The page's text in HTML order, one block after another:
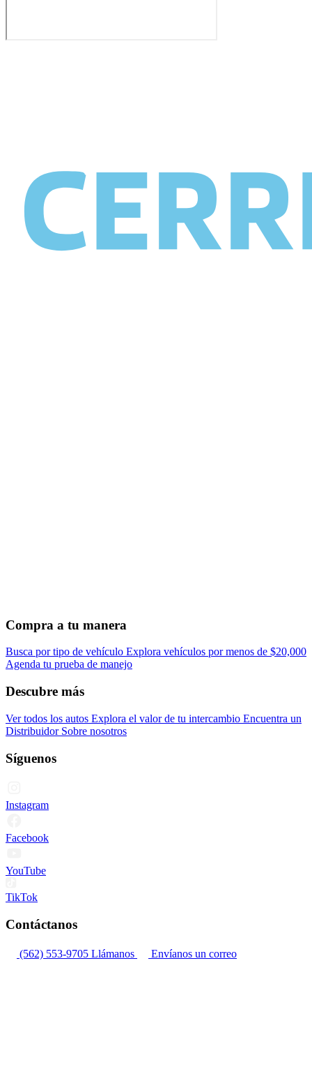
Compra a tu manera
Busca por tipo de vehículo Explora vehículos por menos de $20,000
Agenda tu prueba de manejo
Descubre más
Ver todos los autos Explora el valor de tu intercambio Encuentra un
Distribuidor Sobre nosotros
Síguenos
Instagram
Facebook
YouTube
TikTok
Contáctanos
(562) 553-9705 Llámanos Envíanos un correo